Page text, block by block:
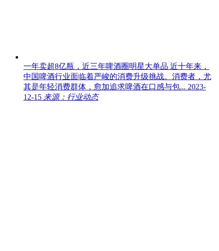
一年卖超8亿瓶，近三年啤酒圈明星大单品 近十年来，
中国啤酒行业面临着严峻的消费升级挑战。消费者，尤
其是年轻消费群体，愈加追求啤酒在口感与包... 2023-
12-15 来源：行业动态